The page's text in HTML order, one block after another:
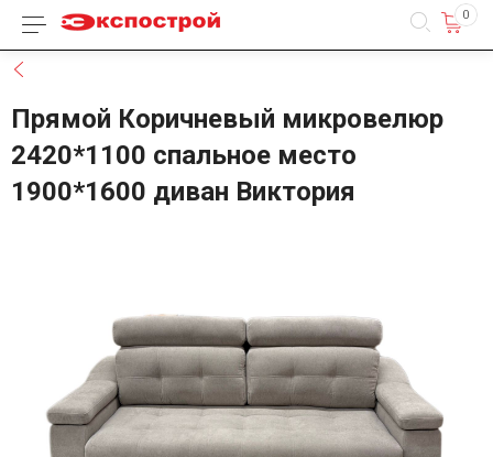
Каталог товаров 0
Прямой Коричневый микровелюр
2420*1100 спальное место
1900*1600 диван Виктория